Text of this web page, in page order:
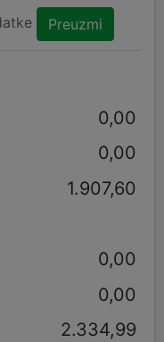
Preuzmi
0,00
0,00
1.907,60
0,00
0,00
2.334,99